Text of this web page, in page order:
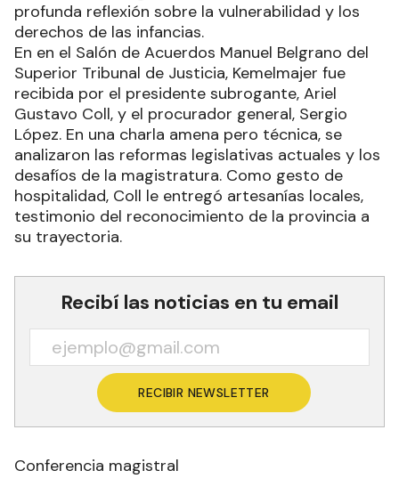
profunda reflexión sobre la vulnerabilidad y los
derechos de las infancias.
En en el Salón de Acuerdos Manuel Belgrano del
Superior Tribunal de Justicia, Kemelmajer fue
recibida por el presidente subrogante, Ariel
Gustavo Coll, y el procurador general, Sergio
López. En una charla amena pero técnica, se
analizaron las reformas legislativas actuales y los
desafíos de la magistratura. Como gesto de
hospitalidad, Coll le entregó artesanías locales,
testimonio del reconocimiento de la provincia a
su trayectoria.
Recibí las noticias en tu email
RECIBIR NEWSLETTER
Conferencia magistral